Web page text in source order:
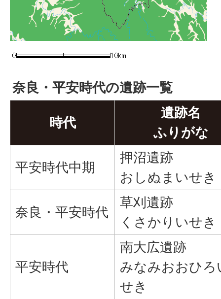
奈良・平安時代の遺跡一覧
時代
遺跡名
ふりがな
平安時代中期
押沼遺跡
おしぬまいせき
奈良・平安時代
草刈遺跡
くさかりいせき
平安時代
南大広遺跡
みなみおおひろ
せき